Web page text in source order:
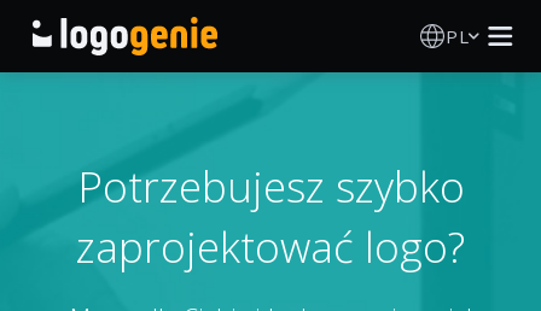
PL
Generator logo AI
Pomysły na logo
Produkty drukowane
Potrzebujesz szybko
zaprojektować logo?